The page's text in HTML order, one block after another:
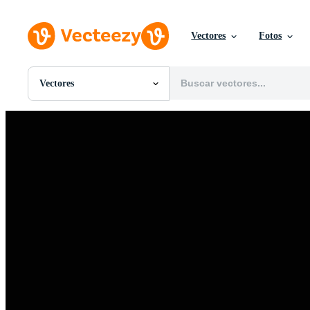
Vectores Fotos
Vectores
Todas Imágenes